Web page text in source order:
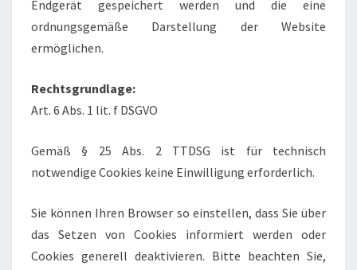
Endgerät gespeichert werden und die eine
ordnungsgemäße Darstellung der Website
ermöglichen.
Rechtsgrundlage:
Art. 6 Abs. 1 lit. f DSGVO
Gemäß § 25 Abs. 2 TTDSG ist für technisch
notwendige Cookies keine Einwilligung erforderlich.
Sie können Ihren Browser so einstellen, dass Sie über
das Setzen von Cookies informiert werden oder
Cookies generell deaktivieren. Bitte beachten Sie,